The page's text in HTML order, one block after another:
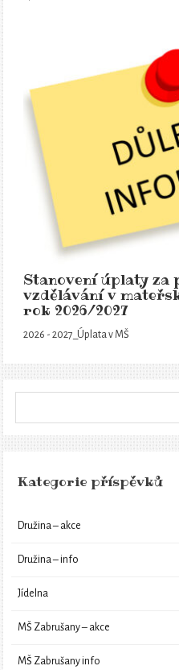
Stanovení úplaty za
vzdělávání v
rok 2026/2027
2026 - 2027_Úplata v MŠ
Kategorie příspěvků
Družina – akce
Družina – info
Jídelna
MŠ Zabrušany – akce
MŠ Zabrušany info